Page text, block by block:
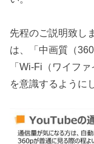
先程のご説明致し
は、「中画質（
「Wi-Fi（ワイフ
を意識するように